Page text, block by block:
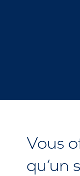
Vous
qu’un